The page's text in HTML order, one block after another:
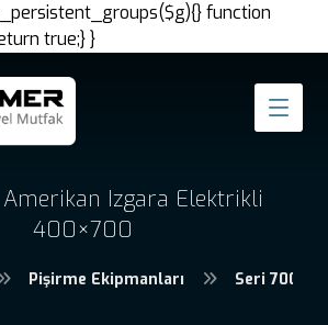
function
true;} }
Izgara Elektrikli
400×700
Pişirme Ekipmanları Seri 700